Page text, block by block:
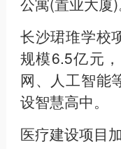
长沙珺琟学校
规模6.5亿元
网、人工智能
设智慧高中。
医疗建设项目